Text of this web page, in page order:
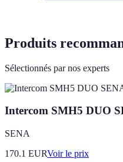
Produits
Sélectionnés par nos experts
Intercom SMH5 DUO
SENA
170.1 EURVoir le prix